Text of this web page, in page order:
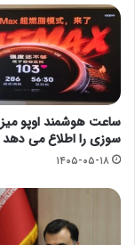
ساعت هوشمند اوپو
سوزی را اطلاع می دهد
۱۴۰۵-۰۵-۱۸